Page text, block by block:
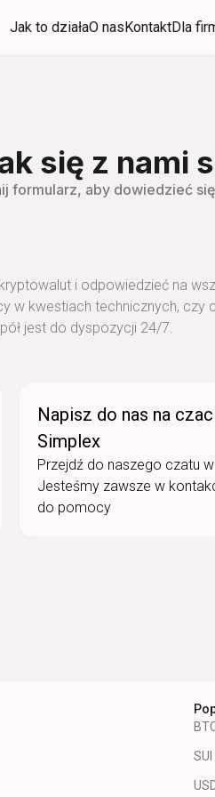
Jak to działaO nasKontaktDla
się z nami
formularz, aby dowiedzieć
i odpowiedzieć na
w kwestiach technicznych, czy
jest do dyspozycji 24/7.
Napisz do nas na
Simplex
Przejdź do naszego czatu
Jesteśmy zawsze w
do pomocy